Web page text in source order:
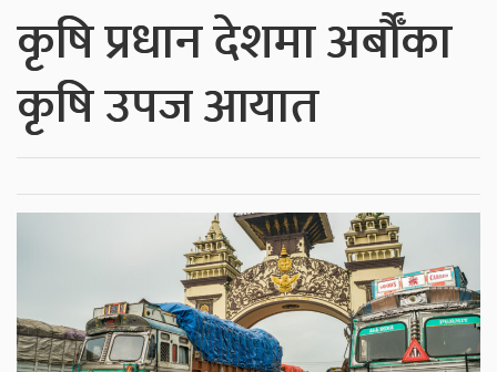
कृषि प्रधान देशमा अर्बौँका
कृषि उपज आयात